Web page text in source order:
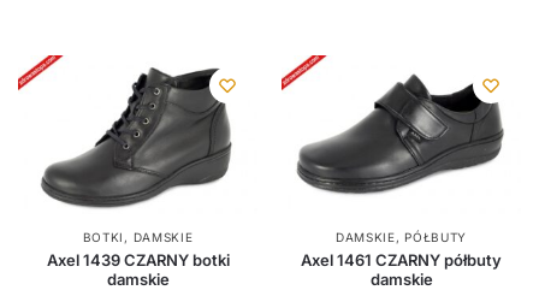
BOTKI , DAMSKIE
Axel 1439 CZARNY botki
damskie
DAMSKIE, PÓŁBUTY
Axel 1461 CZARNY półbuty
damskie